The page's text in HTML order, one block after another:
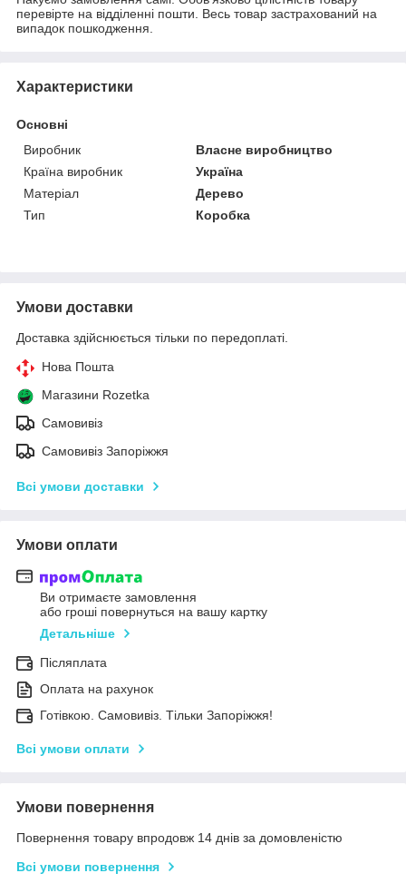
перевірте на відділенні пошти. Весь товар застрахований на
випадок пошкодження.
Характеристики
Основні
Виробник
Власне виробництво
Країна виробник
Україна
Матеріал
Дерево
Тип
Коробка
Умови доставки
Доставка здійснюється тільки по передоплаті.
Нова Пошта
Магазини Rozetka
Самовивіз
Самовивіз Запоріжжя
Всі умови доставки
Умови оплати
Ви отримаєте замовлення
або гроші повернуться на вашу картку
Детальніше
Післяплата
Оплата на рахунок
Готівкою. Самовивіз. Тільки Запоріжжя!
Всі умови оплати
Умови повернення
Повернення товару впродовж 14 днів за домовленістю
Всі умови повернення